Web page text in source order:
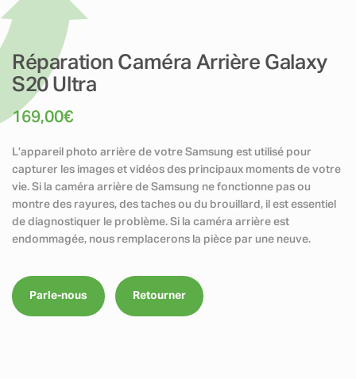
Réparation Caméra Arrière Galaxy
S20 Ultra
169,00€
L’appareil photo arrière de votre Samsung est utilisé pour
capturer les images et vidéos des principaux moments de votre
vie. Si la caméra arrière de Samsung ne fonctionne pas ou
montre des rayures, des taches ou du brouillard, il est essentiel
de diagnostiquer le problème. Si la caméra arrière est
endommagée, nous remplacerons la pièce par une neuve.
Parle-nous Retourner